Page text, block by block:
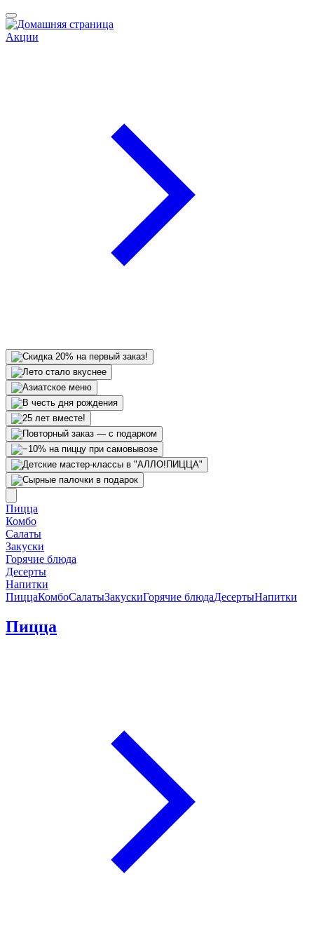
Акции
Пицца
Комбо
Салаты
Закуски
Горячие блюда
Десерты
Напитки
ПиццаКомбоСалатыЗакускиГорячие блюдаДесертыНапитки
Пицца